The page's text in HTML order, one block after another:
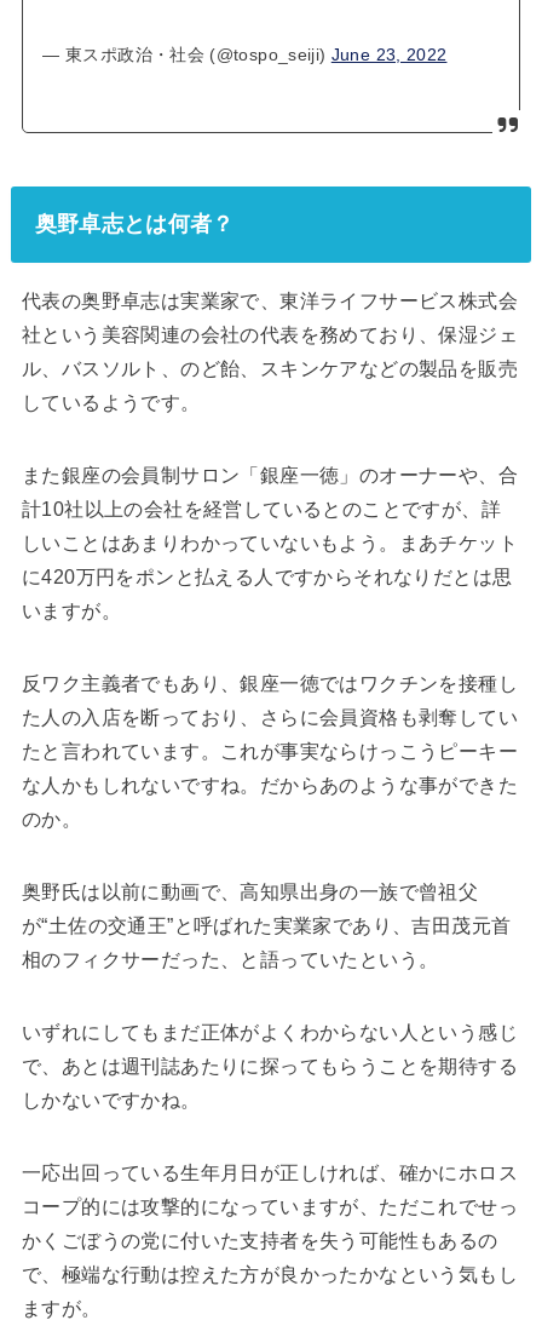
— 東スポ政治・社会 (@tospo_seiji) June 23, 2022
奥野卓志とは何者？
代表の奥野卓志は実業家で、東洋ライフサービス株式会
社という美容関連の会社の代表を務めており、保湿ジェ
ル、バスソルト、のど飴、スキンケアなどの製品を販売
しているようです。
また銀座の会員制サロン「銀座一徳」のオーナーや、合
計10社以上の会社を経営しているとのことですが、詳
しいことはあまりわかっていないもよう。まあチケット
に420万円をポンと払える人ですからそれなりだとは思
いますが。
反ワク主義者でもあり、銀座一徳ではワクチンを接種し
た人の入店を断っており、さらに会員資格も剥奪してい
たと言われています。これが事実ならけっこうピーキー
な人かもしれないですね。だからあのような事ができた
のか。
奥野氏は以前に動画で、高知県出身の一族で曾祖父
が“土佐の交通王”と呼ばれた実業家であり、吉田茂元首
相のフィクサーだった、と語っていたという。
いずれにしてもまだ正体がよくわからない人という感じ
で、あとは週刊誌あたりに探ってもらうことを期待する
しかないですかね。
一応出回っている生年月日が正しければ、確かにホロス
コープ的には攻撃的になっていますが、ただこれでせっ
かくごぼうの党に付いた支持者を失う可能性もあるの
で、極端な行動は控えた方が良かったかなという気もし
ますが。